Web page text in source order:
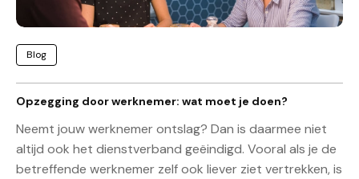
Blog
Opzegging door werknemer: wat moet je doen?
Neemt jouw werknemer ontslag? Dan is daarmee niet
altijd ook het dienstverband geëindigd. Vooral als je de
betreffende werknemer zelf ook liever ziet vertrekken, is